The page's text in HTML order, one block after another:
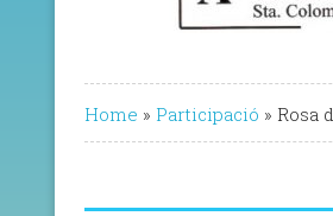
Home » Participació » Rosa